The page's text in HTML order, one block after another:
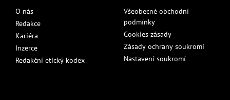
O nás
Redakce
Kariéra
Inzerce
Redakční etický kodex
Všeobecné obchodní
podmínky
Cookies zásady
Zásady ochrany soukromí
Nastavení soukromí